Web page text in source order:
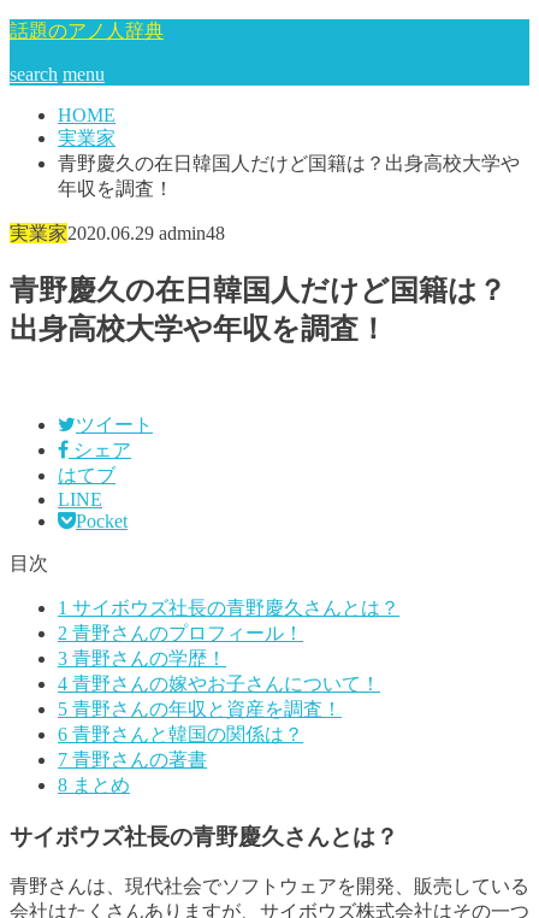
話題のアノ人辞典
search menu
HOME
実業家
青野慶久の在日韓国人だけど国籍は？出身高校大学や
年収を調査！
実業家2020.06.29 admin48
青野慶久の在日韓国人だけど国籍は？
出身高校大学や年収を調査！
ツイート
シェア
はてブ
LINE
Pocket
目次
1 サイボウズ社長の青野慶久さんとは？
2 青野さんのプロフィール！
3 青野さんの学歴！
4 青野さんの嫁やお子さんについて！
5 青野さんの年収と資産を調査！
6 青野さんと韓国の関係は？
7 青野さんの著書
8 まとめ
サイボウズ社長の青野慶久さんとは？
青野さんは、現代社会でソフトウェアを開発、販売している
会社はたくさんありますが、サイボウズ株式会社はその一つ